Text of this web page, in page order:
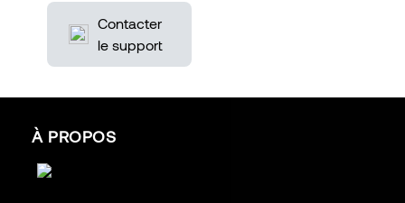
Contacter
le support
À PROPOS